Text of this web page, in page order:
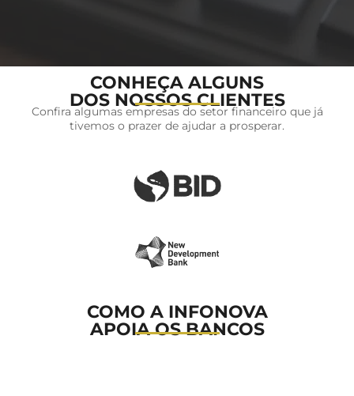
CONHEÇA ALGUNS
DOS NOSSOS CLIENTES
Confira algumas empresas do setor financeiro que já
tivemos o prazer de ajudar a prosperar.
COMO A INFONOVA
APOIA OS BANCOS